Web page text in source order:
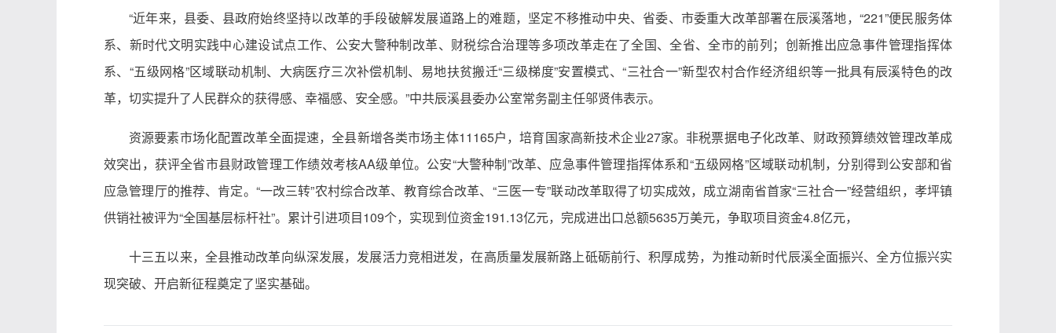
“近年来，县委、县政府始终坚持以改革的手段破解发展道路上的难题，坚定不移推动中央、省委、市委重大改革部署在辰溪落地，“221”便民服务体
系、新时代文明实践中心建设试点工作、公安大警种制改革、财税综合治理等多项改革走在了全国、全省、全市的前列；创新推出应急事件管理指挥体
系、“五级网格”区域联动机制、大病医疗三次补偿机制、易地扶贫搬迁“三级梯度”安置模式、“三社合一”新型农村合作经济组织等一批具有辰溪特色的改
革，切实提升了人民群众的获得感、幸福感、安全感。”中共辰溪县委办公室常务副主任邬贤伟表示。
资源要素市场化配置改革全面提速，全县新增各类市场主体11165户，培育国家高新技术企业27家。非税票据电子化改革、财政预算绩效管理改革成
效突出，获评全省市县财政管理工作绩效考核AA级单位。公安“大警种制”改革、应急事件管理指挥体系和“五级网格”区域联动机制，分别得到公安部和省
应急管理厅的推荐、肯定。“一改三转”农村综合改革、教育综合改革、“三医一专”联动改革取得了切实成效，成立湖南省首家“三社合一”经营组织，孝坪镇
供销社被评为“全国基层标杆社”。累计引进项目109个，实现到位资金191.13亿元，完成进出口总额5635万美元，争取项目资金4.8亿元，
十三五以来，全县推动改革向纵深发展，发展活力竞相迸发，在高质量发展新路上砥砺前行、积厚成势，为推动新时代辰溪全面振兴、全方位振兴实
现突破、开启新征程奠定了坚实基础。